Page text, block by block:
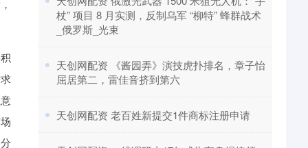
杖” 项目 8 月实测，反制乌军 “柳特” 蜂群战术
_俄罗斯_光束
​天创网配资 《酱园弄》演技虎扑排名，章子怡
屈居第二，雷佳音挤到第六
​天创网配资 老百姓新提交1件商标注册申请